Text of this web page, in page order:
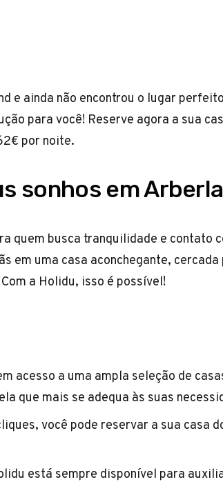
e ainda não encontrou o lugar
para você! Reserve agora a sua
por noite.
sonhos em
quem busca tranquilidade e contato
em uma casa aconchegante, cercada
a Holidu, isso é possível!
acesso a uma ampla seleção de
que mais se adequa às suas
você pode reservar a sua casa
está sempre disponível para